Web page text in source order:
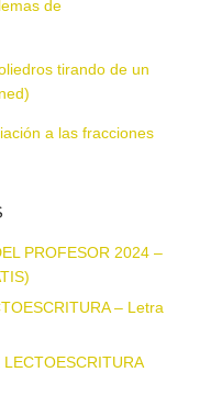
de
tirando de un
a las fracciones
PROFESOR 2024 –
– Letra